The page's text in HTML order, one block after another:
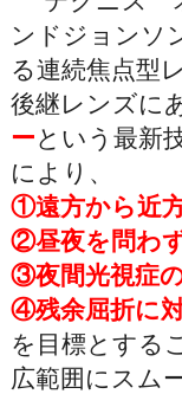
ンドジョンソ
る連続焦点型
後継レンズに
ーという最新
により、
①遠方から近
②昼夜を問わ
③夜間光視症
④残余屈折に
を目標とする
広範囲にスム